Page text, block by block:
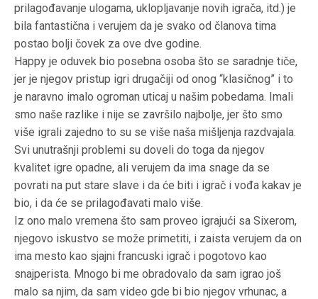
prilagođavanje ulogama, uklopljavanje novih igrača, itd.) je
bila fantastična i verujem da je svako od članova tima
postao bolji čovek za ove dve godine.
Happy je oduvek bio posebna osoba što se saradnje tiče,
jer je njegov pristup igri drugačiji od onog “klasičnog” i to
je naravno imalo ogroman uticaj u našim pobedama. Imali
smo naše razlike i nije se završilo najbolje, jer što smo
više igrali zajedno to su se više naša mišljenja razdvajala.
Svi unutrašnji problemi su doveli do toga da njegov
kvalitet igre opadne, ali verujem da ima snage da se
povrati na put stare slave i da će biti i igrač i vođa kakav je
bio, i da će se prilagođavati malo više.
Iz ono malo vremena što sam proveo igrajući sa Sixerom,
njegovo iskustvo se može primetiti, i zaista verujem da on
ima mesto kao sjajni francuski igrač i pogotovo kao
snajperista. Mnogo bi me obradovalo da sam igrao još
malo sa njim, da sam video gde bi bio njegov vrhunac, a